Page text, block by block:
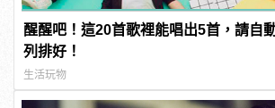
醒醒吧！這20首歌裡能唱出5首，請自
列排好！
生活玩物